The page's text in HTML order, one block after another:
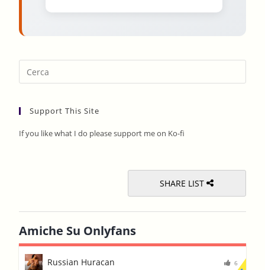
Support This Site
If you like what I do please support me on Ko-fi
SHARE LIST
Amiche Su Onlyfans
Russian Huracan 6